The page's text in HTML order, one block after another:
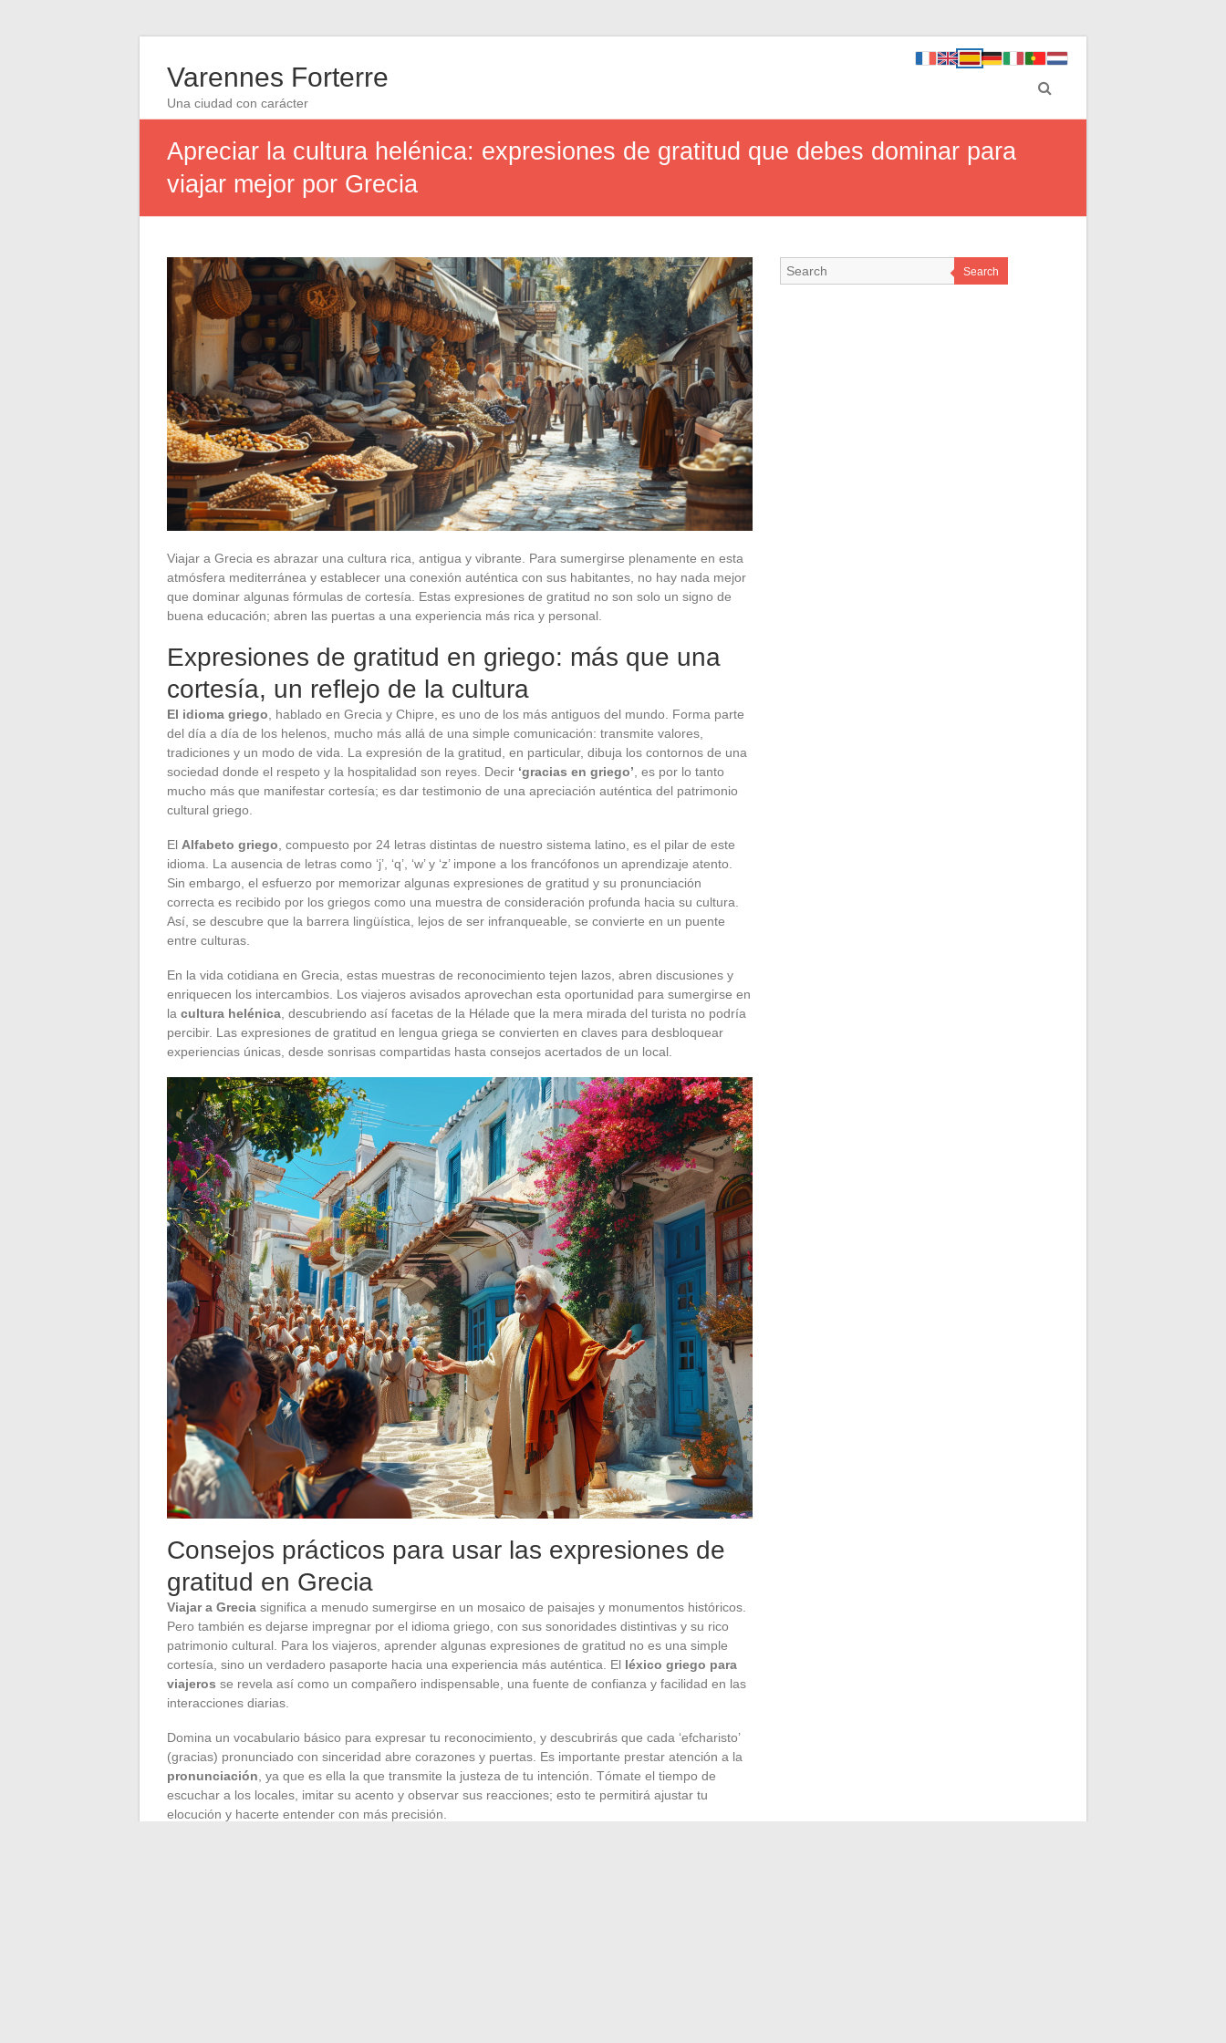
Varennes Forterre
Una ciudad con carácter
Apreciar la cultura helénica: expresiones de gratitud que debes dominar para
viajar mejor por Grecia
Viajar a Grecia es abrazar una cultura rica, antigua y vibrante. Para sumergirse plenamente en esta
atmósfera mediterránea y establecer una conexión auténtica con sus habitantes, no hay nada mejor
que dominar algunas fórmulas de cortesía. Estas expresiones de gratitud no son solo un signo de
buena educación; abren las puertas a una experiencia más rica y personal.
Expresiones de gratitud en griego: más que una
cortesía, un reflejo de la cultura
El idioma griego , hablado en Grecia y Chipre, es uno de los más antiguos del mundo. Forma parte
del día a día de los helenos, mucho más allá de una simple comunicación: transmite valores,
tradiciones y un modo de vida. La expresión de la gratitud, en particular, dibuja los contornos de una
sociedad donde el respeto y la hospitalidad son reyes. Decir ‘gracias en griego’ , es por lo tanto
mucho más que manifestar cortesía; es dar testimonio de una apreciación auténtica del patrimonio
cultural griego.
El Alfabeto griego , compuesto por 24 letras distintas de nuestro sistema latino, es el pilar de este
idioma. La ausencia de letras como ‘j’, ‘q’, ‘w’ y ‘z’ impone a los francófonos un aprendizaje atento.
Sin embargo, el esfuerzo por memorizar algunas expresiones de gratitud y su pronunciación
correcta es recibido por los griegos como una muestra de consideración profunda hacia su cultura.
Así, se descubre que la barrera lingüística, lejos de ser infranqueable, se convierte en un puente
entre culturas.
En la vida cotidiana en Grecia, estas muestras de reconocimiento tejen lazos, abren discusiones y
enriquecen los intercambios. Los viajeros avisados aprovechan esta oportunidad para sumergirse en
la cultura helénica , descubriendo así facetas de la Hélade que la mera mirada del turista no podría
percibir. Las expresiones de gratitud en lengua griega se convierten en claves para desbloquear
experiencias únicas, desde sonrisas compartidas hasta consejos acertados de un local.
Consejos prácticos para usar las expresiones de
gratitud en Grecia
Viajar a Grecia significa a menudo sumergirse en un mosaico de paisajes y monumentos históricos.
Pero también es dejarse impregnar por el idioma griego, con sus sonoridades distintivas y su rico
patrimonio cultural. Para los viajeros, aprender algunas expresiones de gratitud no es una simple
cortesía, sino un verdadero pasaporte hacia una experiencia más auténtica. El léxico griego para
viajeros se revela así como un compañero indispensable, una fuente de confianza y facilidad en las
interacciones diarias.
Domina un vocabulario básico para expresar tu reconocimiento, y descubrirás que cada ‘efcharisto’
(gracias) pronunciado con sinceridad abre corazones y puertas. Es importante prestar atención a la
pronunciación , ya que es ella la que transmite la justeza de tu intención. Tómate el tiempo de
escuchar a los locales, imitar su acento y observar sus reacciones; esto te permitirá ajustar tu
elocución y hacerte entender con más precisión.
Search